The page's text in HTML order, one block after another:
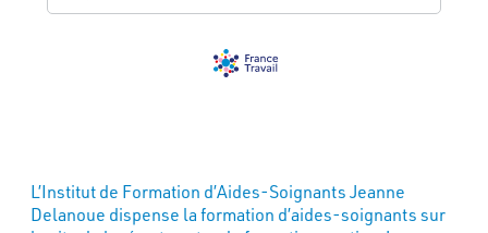
L’Institut de Formation d’Aides-Soignants Jeanne
Delanoue dispense la formation d’aides-soignants sur